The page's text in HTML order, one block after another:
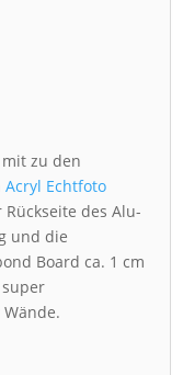
zu den
Acryl Echtfoto
des Alu-
und die
Board ca. 1 cm